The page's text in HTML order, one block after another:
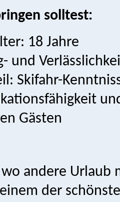
solltest:
18 Jahre
und
Skifahr-
Gästen
andere Urlaub
der